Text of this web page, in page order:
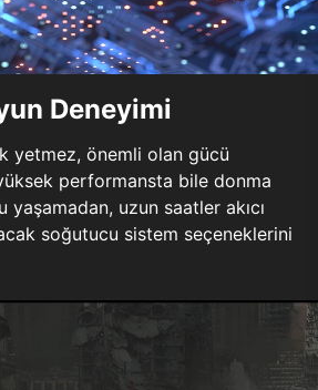
Deneyimi
yetmez, önemli olan gücü
performansta bile donma
yaşamadan, uzun saatler akıcı
soğutucu sistem seçeneklerini